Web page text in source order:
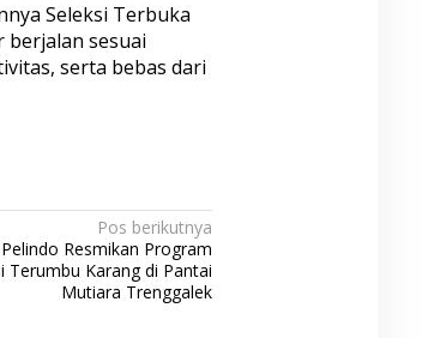
Seleksi Terbuka
berjalan sesuai
serta bebas dari
Pos berikutnya
Pelindo Resmikan Program
Terumbu Karang di Pantai
Mutiara Trenggalek